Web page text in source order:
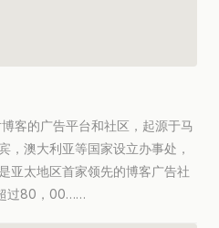
客的广告平台和社区，起源于马
，澳大利亚等国家设立办事处，
亚太地区首家领先的博客广告社
过80，00……